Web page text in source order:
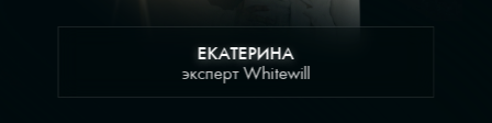
ЕКАТЕРИНА
эксперт Whitewill